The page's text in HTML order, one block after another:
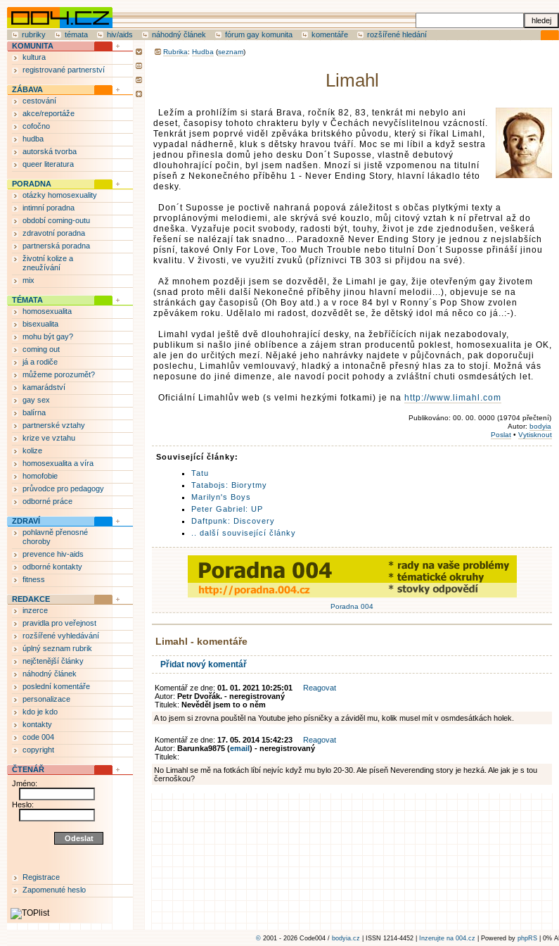
rubriky témata hiv/aids náhodný článek fórum gay komunita komentáře rozšířené hledání
Rubrika: Hudba (seznam)
Limahl
Ležím a prohlížím si stará Brava, ročník 82, 83, tenkrát mi nebylo ani
deset, časopisy tohoto chrakteru byly v Čechách nevyčíslitelnou vzácností.
Tenkrát jsem poprvé viděl zpěváka britského původu, který si říkal Limahl,
vypadal nádherně, kluk s dětsky hravou tváří. Moc se mi líbil a když sestra
jednou přinesla domů jeho desku Don´t Suposse, vlastně debutový
dlouhohrající počin, byl jsem nadšen. Mnozí si jistě vzpomenou na titulní
píseň z Nekonečného příběhu 1 - Never Ending Story, hlavní lákadlo této
desky.
Don´t Suposse je poctivě nahraná popová záležitost s občas plytkými texty a
prvoplánovými melodiemi, ale skrývá své kouzlo, můj citový vztah k ní přetrval až do
dneška. Vyzařuje pocit svobody, radosti být, touhy, život je zde zjednodušen, veškerá
řešení se nalézají tak snadno... Paradoxně Never Ending Story je jednou z nejslabších
písní, takové Only For Love, Too Much Trouble nebo titulní Don´t Suposse přináší jinou
kvalitu. V živosti, ve využití zvuků (příznivci TB 303 si přijdou na své).
Až mnohem později jsem se dozvěděl, že Limahl je gay, žije otevřeným gay životem
(snad proto měli další Nekonečné příběhy jinou hlavní melodii...), objevuje se na
stránkách gay časopisů (Oh Boy atd.) a v roce 84 byl v Ronny´s Pop Show zvolen
zpěvákem roku. Udělalo mi radost, dozvědět se, že dětský idol má něco co já..:-).
Limahl vydal ještě dvě dlouhohrající desky, na žebříčících nijak nezabodovaly,
publikum si našlo jiné oblíbence a zájem stran producentů poklest, homosexualita je OK,
ale jen do určitých mezí. Nějaké jeho nahrávky najdete v půjčovnách, pak doporučuji
poslechu, Limahlův vemlouvavý, hladký a intonačně přesný hlas za to stojí. Možná vás
neposune do jiné dimenze, ale navodí pocit pohody a zvláštní chuti osmdesátých let.
Oficiální Limahlův web (s velmi hezkými fotkami) je na http://www.limahl.com
Publikováno: 00. 00. 0000 (19704 přečtení)
Autor: bodyia
Poslat • Vytisknout
Související články:
Tatu
Tatabojs: Biorytmy
Marilyn's Boys
Peter Gabriel: UP
Daftpunk: Discovery
.. další související články
Poradna 004
Limahl - komentáře
Přidat nový komentář
Komentář ze dne: 01. 01. 2021 10:25:01
Reagovat
Autor: Petr Dvořák. - neregistrovaný
Titulek: Nevěděl jsem to o něm
A to jsem si zrovna pouštěl na Youtube jeho písničky a záviděl mu, kolik musel mít v osmdesátkách holek.
Komentář ze dne: 17. 05. 2014 15:42:23
Reagovat
Autor: Barunka9875 (email) - neregistrovaný
Titulek:
No Limahl se mě na fotkách líbí nejvíc když mu bylo 20-30. Ale píseň Neverending story je hezká. Ale jak je s tou
černoškou?
KOMUNITA
kultura
registrované partnerství
ZÁBAVA
cestování
akce/reportáže
cofočno
hudba
autorská tvorba
queer literatura
PORADNA
otázky homosexuality
intimní poradna
období coming-outu
zdravotní poradna
partnerská poradna
životní kolize a
zneužívání
mix
TÉMATA
homosexualita
bisexualita
mohu být gay?
coming out
já a rodiče
můžeme porozumět?
kamarádství
gay sex
balírna
partnerské vztahy
krize ve vztahu
kolize
homosexualita a víra
homofobie
průvodce pro pedagogy
odborné práce
ZDRAVÍ
pohlavně přenosné
choroby
prevence hiv-aids
odborné kontakty
fitness
REDAKCE
inzerce
pravidla pro veřejnost
rozšířené vyhledávání
úplný seznam rubrik
nejčtenější články
náhodný článek
poslední komentáře
personalizace
kdo je kdo
kontakty
code 004
copyright
ČTENÁŘ
Jméno:
Heslo:
Registrace
Zapomenuté heslo
© 2001 - 2026 Code004 / bodyia.cz | ISSN 1214-4452 | Inzerujte na 004.cz | Powered by phpRS | 0% AI